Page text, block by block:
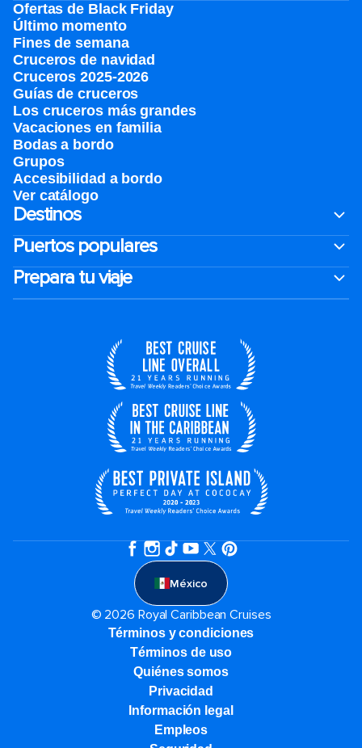
Ofertas de Black Friday
Último momento
Fines de semana
Cruceros de navidad
Cruceros 2025-2026
Guías de cruceros
Los cruceros más grandes
Vacaciones en familia
Bodas a bordo
Grupos
Accesibilidad a bordo
Ver catálogo
Destinos
Puertos populares
Prepara tu viaje
México
© 2026 Royal Caribbean Cruises
Términos y condiciones
Términos de uso
Quiénes somos
Privacidad
Información legal
Empleos